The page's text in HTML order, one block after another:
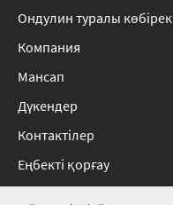
Ондулин туралы көбірек
Компания
Мансап
Дүкендер
Контактілер
Еңбекті қорғау